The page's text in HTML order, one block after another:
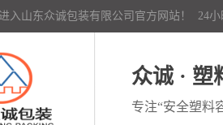
入山东众诚包装有限公司官方网站！ 24小
众诚 · 塑
专注“安全塑料